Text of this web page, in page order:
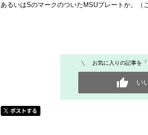
あるいはSのマークのついたMSUプレートか。（
お気に入りの記事を
い